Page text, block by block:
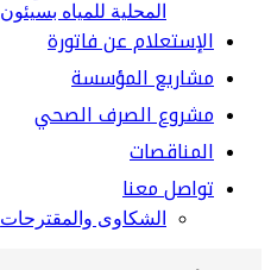
المحلية للمياه بسيئون
الإستعلام عن فاتورة
مشاريع المؤسسة
مشروع الصرف الصحي
المناقصات
تواصل معنا
الشكاوى والمقترحات